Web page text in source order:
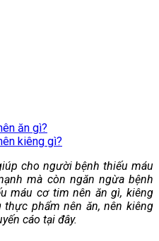
ăn gì?
kiêng gì?
cho người bệnh thiếu máu
mà còn ngăn ngừa bệnh
máu cơ tim nên ăn gì, kiêng
phẩm nên ăn, nên kiêng
cáo tại đây.